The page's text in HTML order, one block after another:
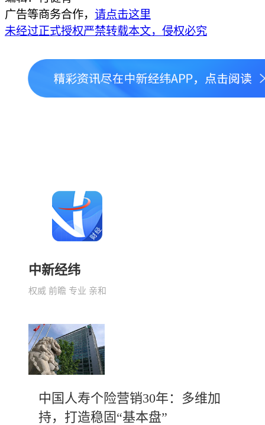
广告等商务合作， 请点击这里
未经过正式授权严禁转载本文，侵权必究
中新经纬
权威 前瞻 专业 亲和
中国人寿个险营销30年：多维加
持，打造稳固“基本盘”